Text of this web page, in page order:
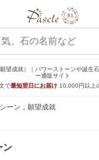
望成就）｜パワーストーンや誕生
ー通販サイト
で最短翌日にお届け 10,000円以上
ーン，願望成就
ン